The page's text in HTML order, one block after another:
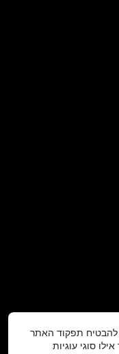
להבטיח תפקוד האתר
סוגי עוגיות